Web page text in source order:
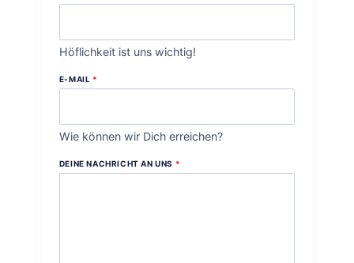
Höflichkeit ist uns wichtig!
E-MAIL *
Wie können wir Dich erreichen?
DEINE NACHRICHT AN UNS *